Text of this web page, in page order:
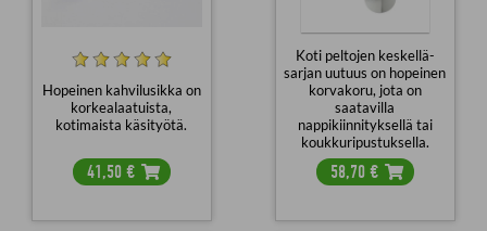
Hopeinen kahvilusikka on
korkealaatuista,
kotimaista käsityötä.
€
41,50
Koti peltojen keskellä-
sarjan uutuus on hopeinen
korvakoru, jota on
saatavilla
nappikiinnityksellä tai
koukkuripustuksella.
€
58,70